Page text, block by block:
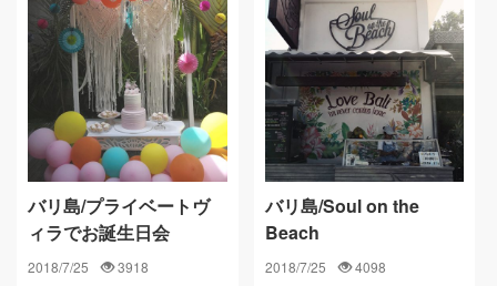
バリ島/プライベートヴ
ィラでお誕生日会
2018/7/25 3918
バリ島/Soul on the
Beach
2018/7/25 4098